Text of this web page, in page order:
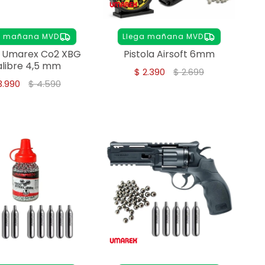
mañana MVD
Co2 XBG
4,5 mm
$4.590
Llega mañana MVD
Pistola Airsoft 6mm
$ 2.390 $2.699